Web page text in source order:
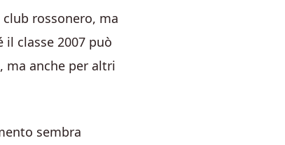
rossonero, ma
classe 2007 può
ma anche per altri
sembra